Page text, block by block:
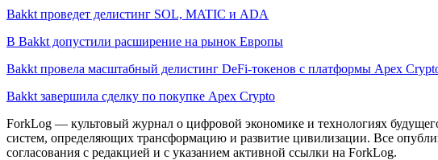
Bakkt проведет делистинг SOL, MATIC и ADA
В Bakkt допустили расширение на рынок Европы
Bakkt провела масштабный делистинг DeFi-токенов с платформы Apex
Bakkt завершила сделку по покупке Apex Crypto
ForkLog — культовый журнал о цифровой экономике и технологиях
систем, определяющих трансформацию и развитие цивилизации. Все
согласования с редакцией и с указанием активной ссылки на ForkLog.